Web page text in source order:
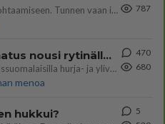
Olen säälittävä, mitä tulee sinun kohtaamiseen. Tunnen vaan itseni todella epävarmaksi sun kanssa. Jos minun olisi pitän
787
Perussuomalaisten kannatus nousi rytinällä Ylen tänään julkaisemassa tuoreimmassa gallup-kyselyssä.
https://yle.fi/a/74-20239449 Perussuomalaisilla hurja- ja ylivoimaisesti suurin nousu tässä uudessa Ylen gallupissa. Kyl
menoa
470
680
hukkui?
5